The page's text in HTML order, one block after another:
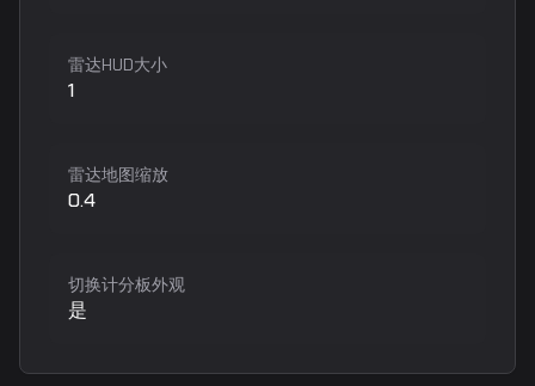
雷达HUD大小
1
雷达地图缩放
0.4
切换计分板外观
是